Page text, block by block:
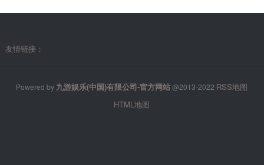
友情链接：
Powered by 九游娱乐(中国)有限公司-官方网站@2013-2022 RSS地图
HTML地图